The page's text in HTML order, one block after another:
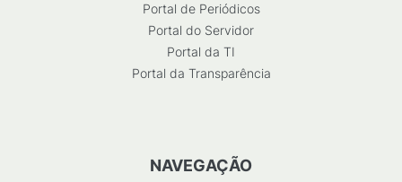
Portal de Periódicos
Portal do Servidor
Portal da TI
Portal da Transparência
NAVEGAÇÃO